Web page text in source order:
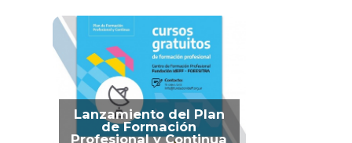
Lanzamiento del Plan
de Formación
Profesional y Continua